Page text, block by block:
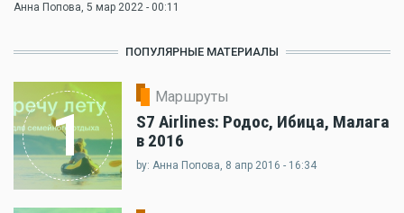
Анна Попова, 5 мар 2022 - 00:11
ПОПУЛЯРНЫЕ МАТЕРИАЛЫ
1
Маршруты
S7 Airlines: Родос, Ибица, Малага
в 2016
by: Анна Попова, 8 апр 2016 - 16:34